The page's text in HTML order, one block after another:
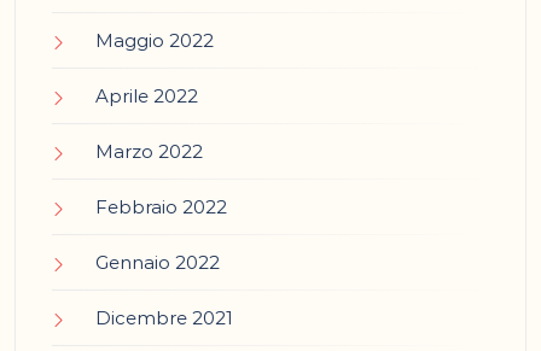
Maggio 2022
Aprile 2022
Marzo 2022
Febbraio 2022
Gennaio 2022
Dicembre 2021